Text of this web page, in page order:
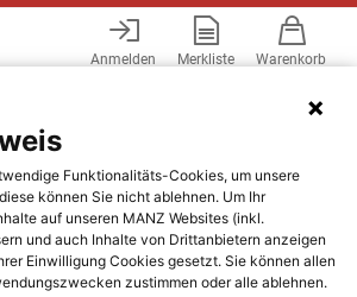
Anmelden Merkliste Warenkorb
Funktionalitäts-Cookies, um unsere
können Sie nicht ablehnen. Um Ihr
auf unseren MANZ Websites (inkl.
und auch Inhalte von Drittanbietern anzeigen
Einwilligung Cookies gesetzt. Sie können allen
zustimmen oder alle ablehnen.